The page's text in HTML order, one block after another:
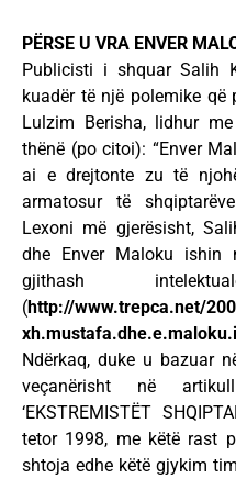
PËRSE U VRA ENVER
Publicisti i shquar Salih
kuadër të një polemike
Lulzim Berisha, lidhur
thënë (po citoi): “Enver
ai e drejtonte zu të
armatosur të
Lexoni më gjerësisht,
dhe Enver Maloku
gjithash
(http://www.trepca.net/
Ndërkaq, duke u bazuar
veçanërisht në
‘EKSTREMISTËT
tetor 1998, me këtë rast
shtoja edhe këtë gjykim